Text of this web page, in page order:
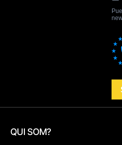
QUI SOM?